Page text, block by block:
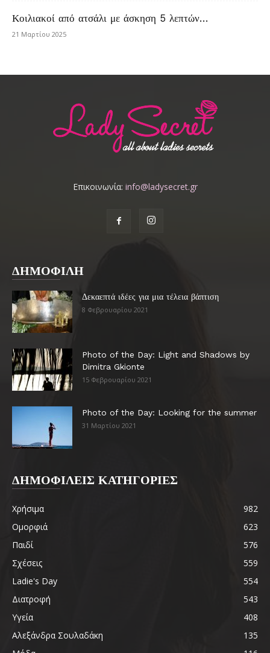
Κοιλιακοί από ατσάλι με άσκηση 5 λεπτών…
21 Μαρτίου 2025
Επικοινωνία: info@ladysecret.gr
ΔΗΜΟΦΙΛΗ
Δεκαεπτά ιδέες για μια τέλεια βάπτιση
8 Φεβρουαρίου 2021
Photo of the Day: Light and Shadows by
Dimitra Gkionte
15 Φεβρουαρίου 2021
Photo of the Day: Looking for the summer
31 Μαρτίου 2021
ΔΗΜΟΦΙΛΕΙΣ ΚΑΤΗΓΟΡΙΕΣ
Χρήσιμα
982
Ομορφιά
623
Παιδί
576
Σχέσεις
559
Ladie's Day
554
Διατροφή
543
Υγεία
408
Αλεξάνδρα Σουλαδάκη
135